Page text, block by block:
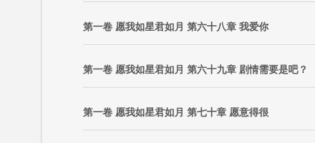
第一卷 愿我如星君如月 第六十八章 我爱你
第一卷 愿我如星君如月 第六十九章 剧情需要是吧？
第一卷 愿我如星君如月 第七十章 愿意得很